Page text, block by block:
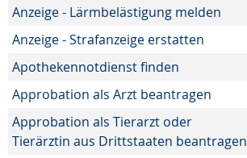
Anzeige - Lärmbelästigung melden
Anzeige - Strafanzeige erstatten
Apothekennotdienst finden
Approbation als Arzt beantragen
Approbation als Tierarzt oder
Tierärztin aus Drittstaaten beantragen